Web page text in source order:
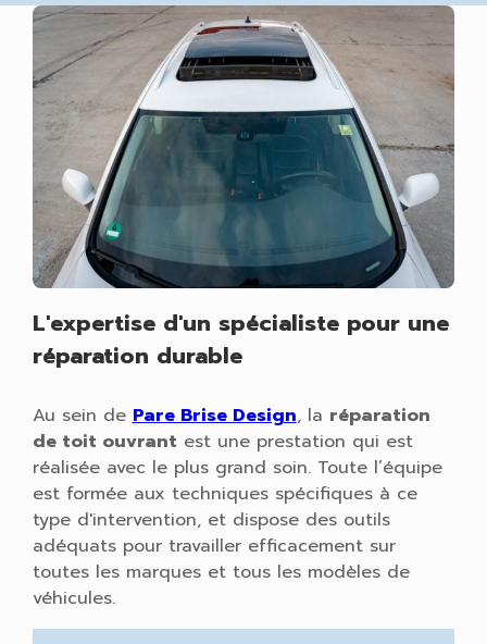
L'expertise d'un spécialiste pour une
réparation durable
Au sein dePare Brise Design, la réparation
de toit ouvrant est une prestation qui est
réalisée avec le plus grand soin. Toute l’équipe
est formée aux techniques spécifiques à ce
type d'intervention, et dispose des outils
adéquats pour travailler efficacement sur
toutes les marques et tous les modèles de
véhicules.